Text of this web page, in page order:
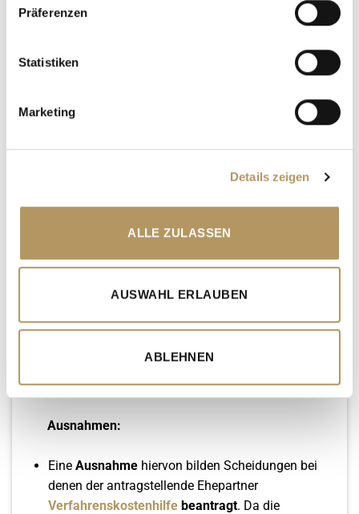
Präferenzen
Statistiken
Marketing
Details zeigen
ALLE ZULASSEN
AUSWAHL ERLAUBEN
ABLEHNEN
Verfahren von einem Einzelrichter bearbeitet, der
eventuelle Scheidungsfolgesachen entscheidet.
für den Scheidungsantrag
festgelegten Reihenfolge. Relevant ist dabei die
DerScheidungsantrag kann nach etwa 9 – 10
Scheidungin etwa 4 – 6 Monate vergehen, bis der
müssen alle Voraussetzungen der Scheidung erfüllt
sein. Also auch der Ablauf desTrennungsjahres.
Ausnahmen:
Eine Ausnahme hiervon bilden Scheidungen bei
denen der antragstellende Ehepartner
Verfahrenskostenhilfebeantragt. Da die